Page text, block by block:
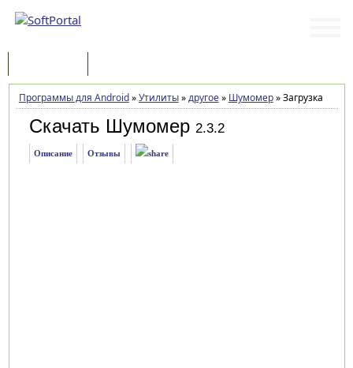
Программы для Android»Утилиты»другое» Шумомер»Загрузка
Скачать Шумомер 2.3.2
Описание Отзывы